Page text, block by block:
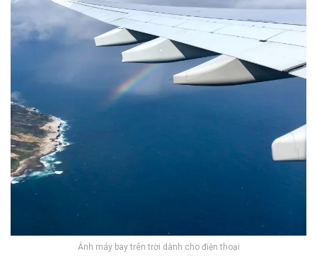
Ảnh máy bay trên trời dành cho điện thoại